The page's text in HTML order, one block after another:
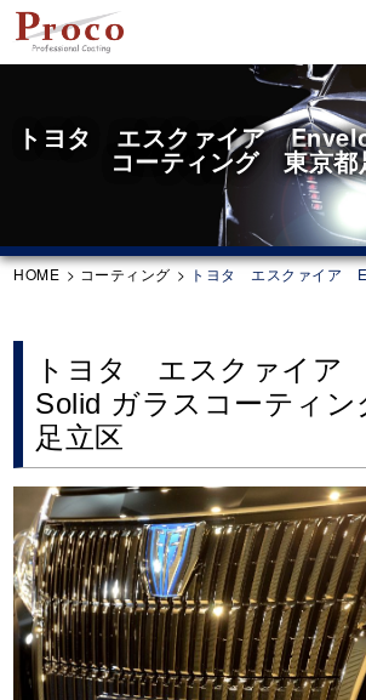
main
content
トヨタ エスクァイア
コーティング 東京都
HOME > コーティング > トヨタ エスクァイア
トヨタ エスクァイア
Solid ガラスコーティ
足立区